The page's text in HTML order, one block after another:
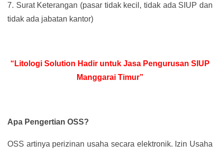
7. Surat Keterangan (pasar tidak kecil, tidak ada SIUP dan
tidak ada jabatan kantor)
“Litologi Solution Hadir untuk Jasa Pengurusan SIUP
Manggarai Timur”
Apa Pengertian OSS?
OSS artinya perizinan usaha secara elektronik. Izin Usaha